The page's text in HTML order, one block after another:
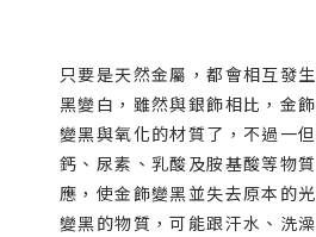
只要是天然金屬，都會相互發
黑變白，雖然與銀飾相比，金
變黑與氧化的材質了，不過一
鈣、尿素、乳酸及胺基酸等物
應，使金飾變黑並失去原本的
變黑的物質，可能跟汗水、洗